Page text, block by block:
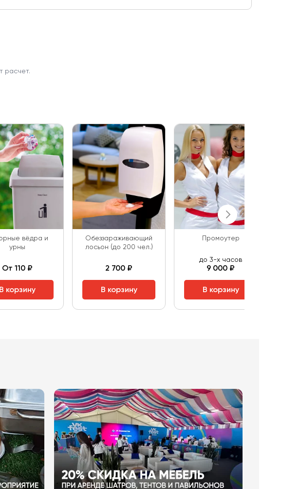
расчет.
вёдра и
урны
От 110 ₽
В корзину
Обеззараживающий
лосьон (до 200 чел.)
2 700 ₽
В корзину
Промоутер
до 3-х часов
9 000 ₽
В корзину